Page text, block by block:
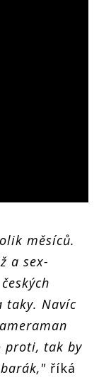
měsíců.
a sex-
taky. Navíc
proti, tak by
říká